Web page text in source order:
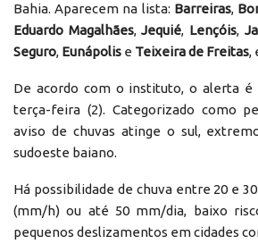
Bahia. Aparecem na lista: Barreiras,
Eduardo Magalhães,Jequié, Lençóis,
Seguro, Eunápolis e Teixeira de Freitas,
De acordo com o instituto, o alerta é
terça-feira (2). Categorizado como
aviso de chuvas atinge o sul,
sudoeste baiano.
Há possibilidade de chuva entre 20 e
(mm/h) ou até 50 mm/dia, baixo
pequenos deslizamentos em cidades